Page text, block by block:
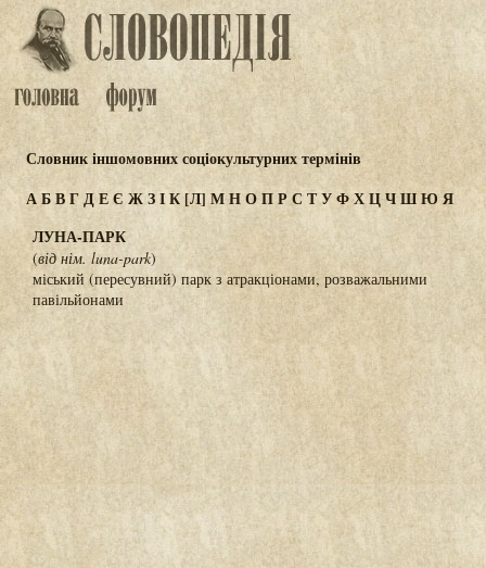
Словник іншомовних соціокультурних термінів
АБВГДЕЄ ЖЗІК[Л] МНОПРСТУФХЦЧШЮЯ
ЛУНА-ПАРК
(від нім. luna-park)
міський (пересувний) парк з атракціонами, розважальними
павільйонами